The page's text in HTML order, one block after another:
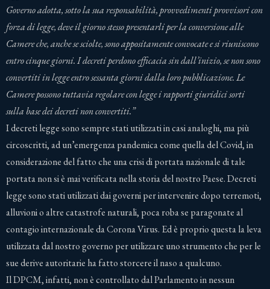
Governo adotta, sotto la sua responsabilità, provvedimenti provvisori con
forza di legge, deve il giorno stesso presentarli per la conversione alle
Camere che, anche se sciolte, sono appositamente convocate e si riuniscono
entro cinque giorni. I decreti perdono efficacia sin dall’inizio, se non sono
convertiti in legge entro sessanta giorni dalla loro pubblicazione. Le
Camere possono tuttavia regolare con legge i rapporti giuridici sorti
sulla base dei decreti non convertiti.”
I decreti legge sono sempre stati utilizzati in casi analoghi, ma più
circoscritti, ad un’emergenza pandemica come quella del Covid, in
considerazione del fatto che una crisi di portata nazionale di tale
portata non si è mai verificata nella storia del nostro Paese. Decreti
legge sono stati utilizzati dai governi per intervenire dopo terremoti,
alluvioni o altre catastrofe naturali, poca roba se paragonate al
contagio internazionale da Corona Virus. Ed è proprio questa la leva
utilizzata dal nostro governo per utilizzare uno strumento che per le
sue derive autoritarie ha fatto storcere il naso a qualcuno.
Il DPCM, infatti, non è controllato dal Parlamento in nessun